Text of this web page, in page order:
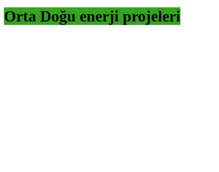
Orta Doğu enerji projeleri